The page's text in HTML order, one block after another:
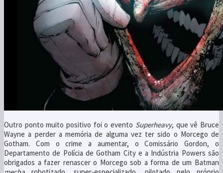
Outro ponto muito positivo foi o evento Superheavy, que vê Bruce
Wayne a perder a memória de alguma vez ter sido o Morcego de
Gotham. Com o crime a aumentar, o Comissário Gordon, o
Departamento de Polícia de Gotham City e a Indústria Powers são
obrigados a fazer renascer o Morcego sob a forma de um Batman